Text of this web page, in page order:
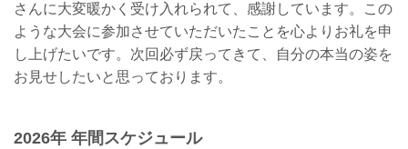
さんに大変暖かく受け入れられて、感謝しています。この
ような大会に参加させていただいたことを心よりお礼を申
し上げたいです。次回必ず戻ってきて、自分の本当の姿を
お見せしたいと思っております。
2026年 年間スケジュール